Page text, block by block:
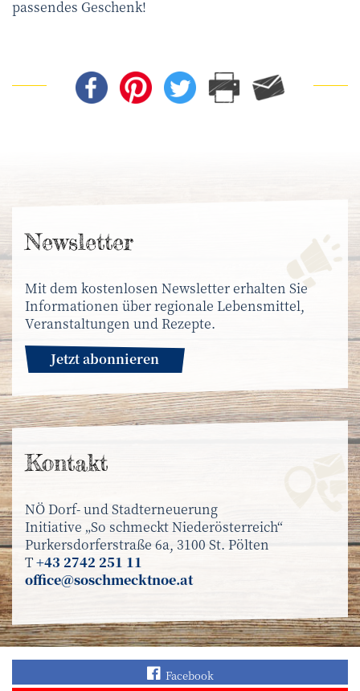
passendes Geschenk!
News­letter
Mit dem kostenlosen Newsletter erhalten Sie
Informationen über regionale Lebensmittel,
Veranstaltungen und Rezepte.
Jetzt abonnieren
Kontakt
NÖ Dorf- und Stadterneuerung
Initiative „So schmeckt Niederösterreich“
Purkersdorferstraße 6a, 3100 St. Pölten
T+43 2742 251 11
office@soschmecktnoe.at
Finden Sie „So
Facebook